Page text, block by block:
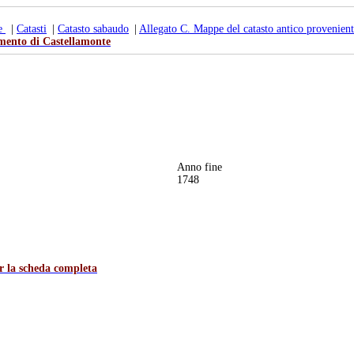
Catasti Catasto sabaudo
Allegato C. Mappe del catasto antico
di Castellamonte
Anno fine
1748
la scheda completa